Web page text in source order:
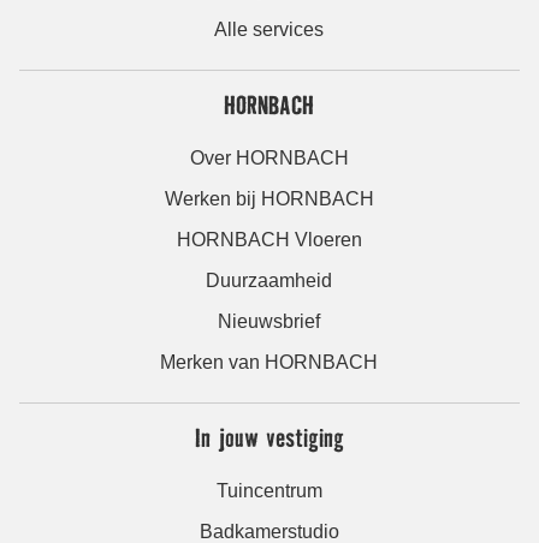
Alle services
HORNBACH
Over HORNBACH
Werken bij HORNBACH
HORNBACH Vloeren
Duurzaamheid
Nieuwsbrief
Merken van HORNBACH
In jouw vestiging
Tuincentrum
Badkamerstudio